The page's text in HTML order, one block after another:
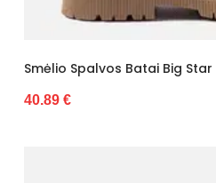
Smėlio Spalvos Batai Big
40.89 €